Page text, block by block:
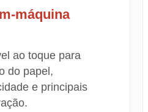
máquina
ao toque para
do papel,
e principais